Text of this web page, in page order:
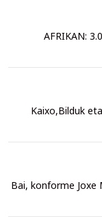
AFRIKAN:
Kaixo,Bilduk
Bai, konforme Joxe